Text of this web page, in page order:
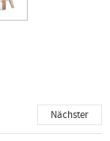
Nächster